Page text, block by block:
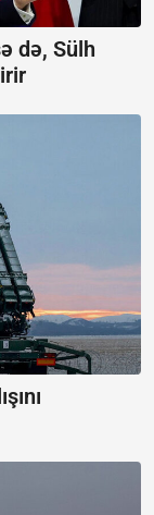
də, Sülh